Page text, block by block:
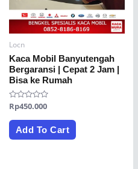
Locn
Kaca Mobil Banyutengah
Bergaransi | Cepat 2 Jam |
Bisa ke Rumah
Rated
out
Rp450.000
Add To Cart